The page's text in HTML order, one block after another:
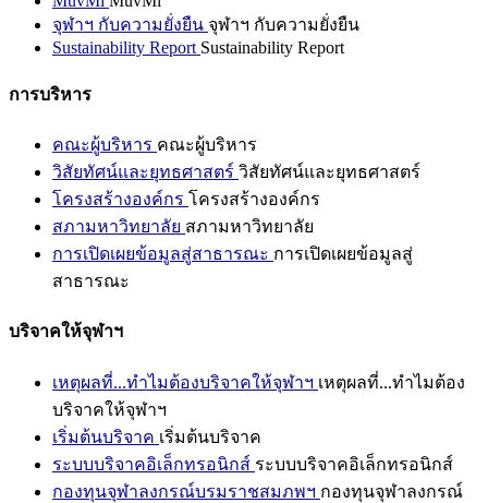
จุฬาฯ กับความยั่งยืน จุฬาฯ กับความยั่งยืน
Sustainability Report Sustainability Report
การบริหาร
คณะผู้บริหาร คณะผู้บริหาร
วิสัยทัศน์และยุทธศาสตร์ วิสัยทัศน์และยุทธศาสตร์
โครงสร้างองค์กร โครงสร้างองค์กร
สภามหาวิทยาลัย สภามหาวิทยาลัย
การเปิดเผยข้อมูลสู่สาธารณะ การเปิดเผยข้อมูลสู่
สาธารณะ
บริจาคให้จุฬาฯ
เหตุผลที่...ทำไมต้องบริจาคให้จุฬาฯ เหตุผลที่...ทำไมต้อง
บริจาคให้จุฬาฯ
เริ่มต้นบริจาค เริ่มต้นบริจาค
ระบบบริจาคอิเล็กทรอนิกส์ ระบบบริจาคอิเล็กทรอนิกส์
กองทุนจุฬาลงกรณ์บรมราชสมภพฯ กองทุนจุฬาลงกรณ์